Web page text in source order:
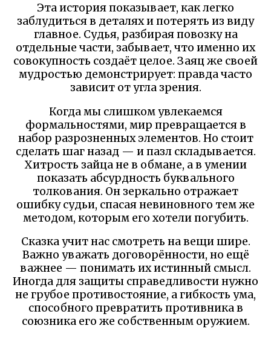
Эта история показывает, как легко
заблудиться в деталях и потерять из виду
главное. Судья, разбирая повозку на
отдельные части, забывает, что именно их
совокупность создаёт целое. Заяц же своей
мудростью демонстрирует: правда часто
зависит от угла зрения.
Когда мы слишком увлекаемся
формальностями, мир превращается в
набор разрозненных элементов. Но стоит
сделать шаг назад — и пазл складывается.
Хитрость зайца не в обмане, а в умении
показать абсурдность буквального
толкования. Он зеркально отражает
ошибку судьи, спасая невиновного тем же
методом, которым его хотели погубить.
Сказка учит нас смотреть на вещи шире.
Важно уважать договорённости, но ещё
важнее — понимать их истинный смысл.
Иногда для защиты справедливости нужно
не грубое противостояние, а гибкость ума,
способного превратить противника в
союзника его же собственным оружием.